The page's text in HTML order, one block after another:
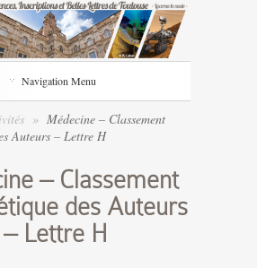
Navigation Menu
» Médecine – Classement
Auteurs – Lettre H
– Classement
des Auteurs
– Lettre H